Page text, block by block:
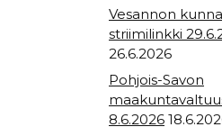
Vesannon
striimilinkki
26.6.2026
Pohjois-Savon
8.6.2026